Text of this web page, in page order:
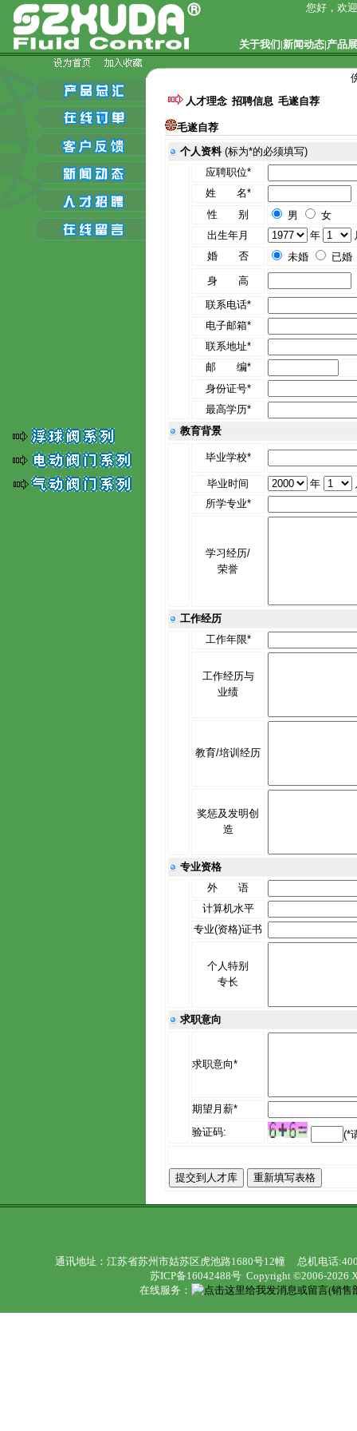
您好，欢
关于我们|新闻动态|产品
人才理念 招聘信息 毛遂自荐
毛遂自荐
个人资料(标为*的必须填写)
应聘职位*
姓 名*
性 别
男
女
出生年月
年
婚 否
未婚
已婚
身 高
联系电话*
电子邮箱*
联系地址*
邮 编*
身份证号*
最高学历*
教育背景
毕业学校*
毕业时间 年
所学专业*
学习经历/
荣誉
工作经历
工作年限*
工作经历与
业绩
教育/培训经历
奖惩及发明创
造
专业资格
外 语
计算机水平
专业(资格)证书
个人特别
专长
求职意向
求职意向*
期望月薪*
验证码:
(*
通讯地址：江苏省苏州市姑苏区虎池路1680号12幢 总机电话
苏ICP备16042488号 Copyright ©2006-2026
在线服务：